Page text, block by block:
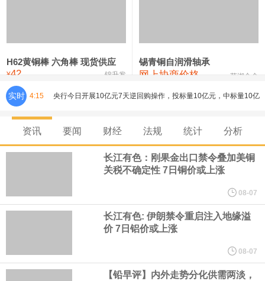
氯化镍 38,300—40,300 39,300 0
H62黄铜棒 六角棒 现货供应
¥42 锦升发
锡青铜自润滑轴承
网上协商价格 芜湖合金
实时 4:15 央行今日开展10亿元7天逆回购操作，投标量10亿元，中标量10亿
元，操作利率为1.40%，与此前持平。
央行公开市场今日净回笼1,330.0亿元人民币。
年款凯美瑞（Camry）车型，原因是车辆7英寸组合仪表可能在启动
韩国经济日报援引不愿具名的业内人士消息，LG 集团会长具光谟下
资讯 要闻 财经 法规 统计 分析
长江有色：刚果金出口禁令叠加美铜
关税不确定性 7日铜价或上涨
08-07
长江有色: 伊朗禁令重启注入地缘溢
价 7日铝价或上涨
08-07
【铅早评】内外走势分化供需两淡，